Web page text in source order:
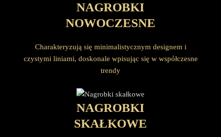
NAGROBKI
NOWOCZESNE
Charakteryzują się minimalistycznym designem i
czystymi liniami, doskonale wpisując się w współczesne
trendy
NAGROBKI
SKAŁKOWE